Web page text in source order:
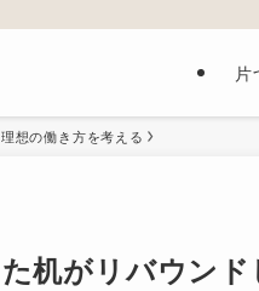
片
理想の働き方を考える
机がリバウン